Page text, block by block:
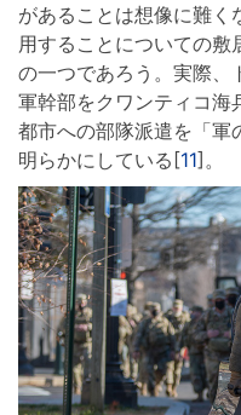
があることは想像に難く
用することについての
の一つであろう。実際
軍幹部をクワンティコ海
都市への部隊派遣を「軍
明らかにしている[11]。